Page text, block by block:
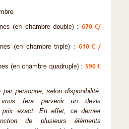
(en chambre double) : 670 €/
(en chambre triple) : 610 € /
(en chambre quadruple) : 590 €
personne, selon disponibilité.
fera parvenir un devis
prix exact. En effet, ce dernier
de plusieurs éléments